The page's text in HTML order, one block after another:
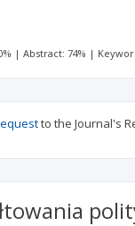
|Abstract: 74% |
to the Journal's